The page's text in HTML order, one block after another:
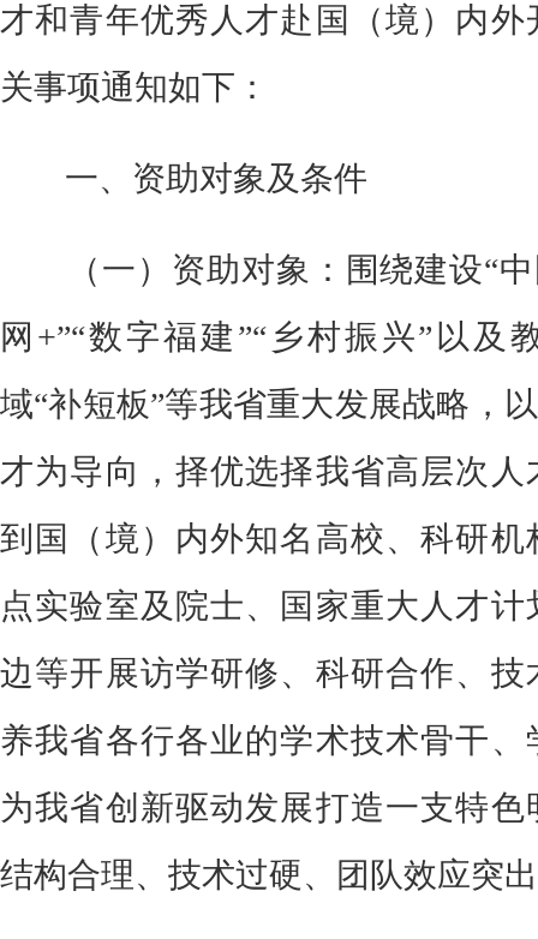
才和青年优秀人才赴国（境）内
关事项通知如下：
一、资助对象及条件
（一）资助对象： 围绕建设“
网+”“数字福建”“乡村振兴” 以及
域“补短板”等我省重大发展战略，
才为导向，择优选择我省高层次
到国（境）内外知名高校、科研机
点实验室及 院士、 国家重大人才计
边等开展访学研修、科研合作、技
养我省各行各业的学术技术骨干
为我省创新驱动发展打造一支特
结构合理、技术过硬、团队效应突